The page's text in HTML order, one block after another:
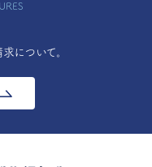
について。